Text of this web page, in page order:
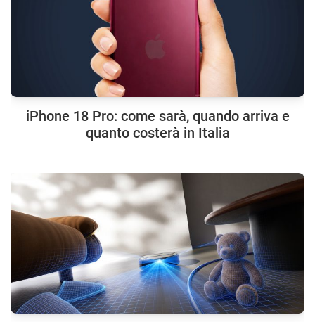
iPhone 18 Pro: come sarà, quando arriva e
quanto costerà in Italia